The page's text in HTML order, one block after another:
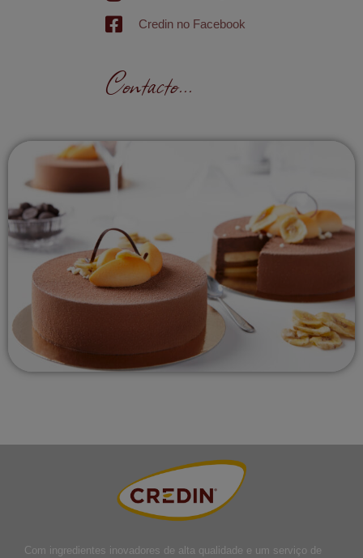
Credin no Facebook
Contacto...
Com ingredientes inovadores de alta qualidade e um serviço de